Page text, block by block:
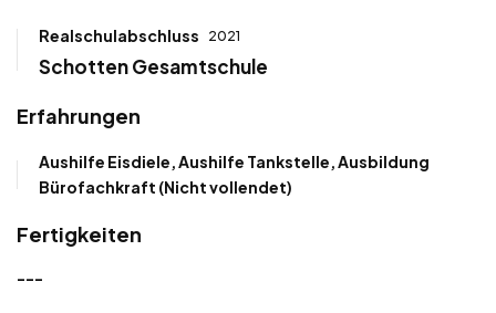
Realschulabschluss 2021
Schotten Gesamtschule
Erfahrungen
Aushilfe Eisdiele, Aushilfe Tankstelle, Ausbildung
Bürofachkraft (Nicht vollendet)
Fertigkeiten
---